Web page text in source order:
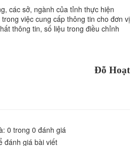
các sở, ngành của tỉnh thực hiện
việc cung cấp thông tin cho đơn vị
thông tin, số liệu trong điều chỉnh
Đỗ Hoạt
0 trong 0 đánh giá
đánh giá bài viết